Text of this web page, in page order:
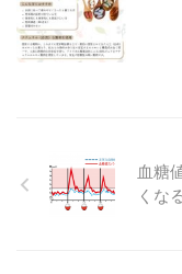
血糖
くな